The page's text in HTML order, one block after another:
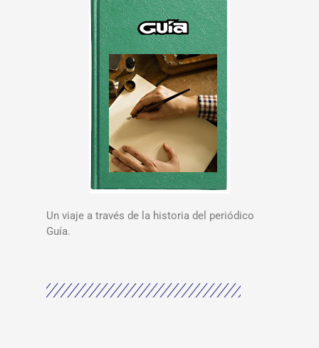
Un viaje a través de la historia del periódico
Guía.